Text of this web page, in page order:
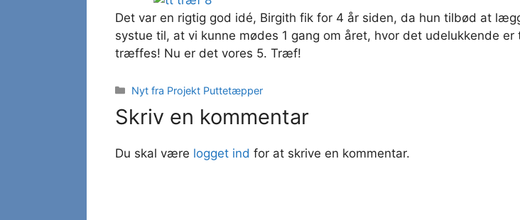
Det var en rigtig god idé, Birgith fik for 4 år siden, da hun tilbød at
systue til, at vi kunne mødes 1 gang om året, hvor det udelukkende
træffes! Nu er det vores 5. Træf!
Kategorier
Nyt fra Projekt Puttetæpper
Skriv en kommentar
Du skal være logget ind for at skrive en kommentar.